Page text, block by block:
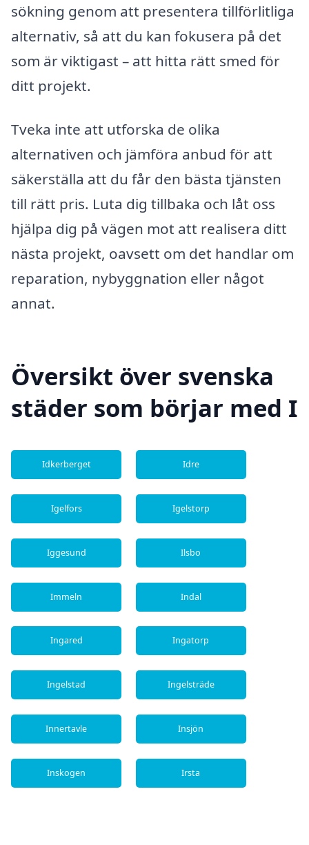
sökning genom att presentera tillförlitliga
alternativ, så att du kan fokusera på det
som är viktigast – att hitta rätt smed för
ditt projekt.
Tveka inte att utforska de olika
alternativen och jämföra anbud för att
säkerställa att du får den bästa tjänsten
till rätt pris. Luta dig tillbaka och låt oss
hjälpa dig på vägen mot att realisera ditt
nästa projekt, oavsett om det handlar om
reparation, nybyggnation eller något
annat.
Översikt över svenska
städer som börjar med I
Idkerberget Idre
Igelfors Igelstorp
Iggesund Ilsbo
Immeln Indal
Ingared Ingatorp
Ingelstad Ingelsträde
Innertavle Insjön
Inskogen Irsta